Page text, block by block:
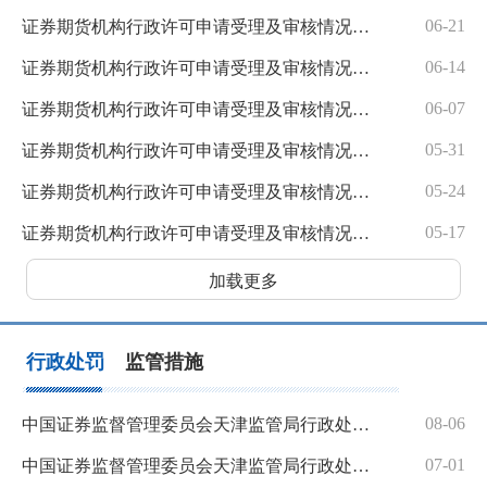
证券期货机构行政许可申请受理及审核情况公示表（截至2024年6月21日） 06-21
证券期货机构行政许可申请受理及审核情况公示表（截至2024年6月14日） 06-14
证券期货机构行政许可申请受理及审核情况公示表（截至2024年6月7日） 06-07
证券期货机构行政许可申请受理及审核情况公示表（截至2024年5月31日） 05-31
证券期货机构行政许可申请受理及审核情况公示表（截至2024年5月24日） 05-24
证券期货机构行政许可申请受理及审核情况公示表（截至2024年5月17日） 05-17
加载更多
行政处罚 监管措施
中国证券监督管理委员会天津监管局行政处罚决定书（李龙兴） 08-06
中国证券监督管理委员会天津监管局行政处罚决定书（沈倩倩） 07-01